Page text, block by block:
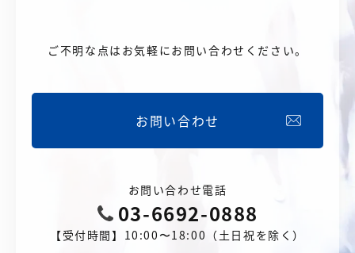
ご不明な点はお気軽にお問い合わせください。
お問い合わせ
お問い合わせ電話
03-6692-0888
【受付時間】10:00〜18:00（土日祝を除く）